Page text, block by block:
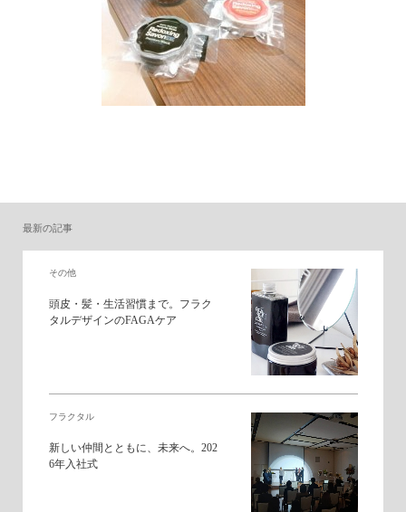
最新の記事
その他
頭皮・髪・生活習慣まで。フラク
タルデザインのFAGAケア
フラクタル
新しい仲間とともに、未来へ。202
6年入社式